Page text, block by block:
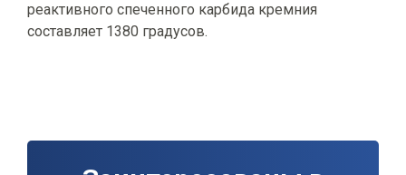
реактивного спеченного карбида кремния
составляет 1380 градусов.